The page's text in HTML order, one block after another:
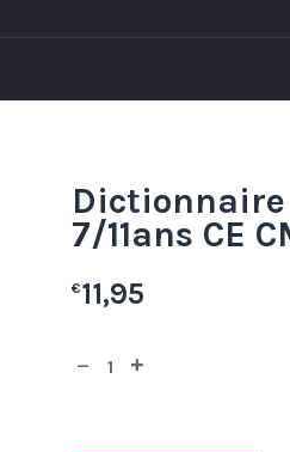
Dictionnaire
7/11ans CE
€11,95